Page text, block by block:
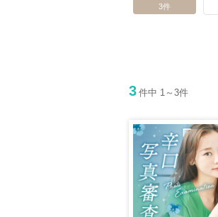
3件
3 件中 1～3件